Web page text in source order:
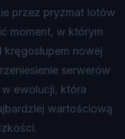
przez pryzmat lotów
moment, w którym
nowej
serwerów
ewolucji, która
wartościową